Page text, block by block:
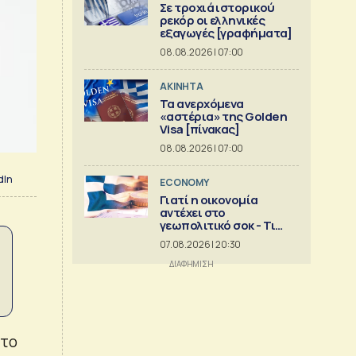
Σε τροχιά ιστορικού
ρεκόρ οι ελληνικές
εξαγωγές [γραφήματα]
08.08.2026 | 07:00
ΑΚΙΝΗΤΑ
Τα ανερχόμενα
«αστέρια» της Golden
Visa [πίνακας]
08.08.2026 | 07:00
ECONOMY
Γιατί η οικονομία
αντέχει στο
γεωπολιτικό σοκ - Τι
δείχνει ανάλυση της
Eurobank [γραφήματα]
07.08.2026 | 20:30